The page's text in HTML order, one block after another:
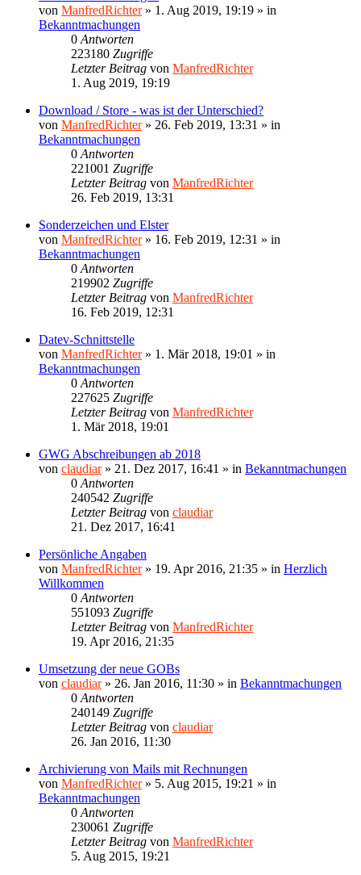
von ManfredRichter» 1. Aug 2019, 19:19 » in
Bekanntmachungen
0 Antworten
223180 Zugriffe
Letzter Beitrag von ManfredRichter
1. Aug 2019, 19:19
Download / Store - was ist der Unterschied?
von ManfredRichter» 26. Feb 2019, 13:31 » in
Bekanntmachungen
0 Antworten
221001 Zugriffe
Letzter Beitrag von ManfredRichter
26. Feb 2019, 13:31
Sonderzeichen und Elster
von ManfredRichter» 16. Feb 2019, 12:31 » in
Bekanntmachungen
0 Antworten
219902 Zugriffe
Letzter Beitrag von ManfredRichter
16. Feb 2019, 12:31
Datev-Schnittstelle
von ManfredRichter» 1. Mär 2018, 19:01 » in
Bekanntmachungen
0 Antworten
227625 Zugriffe
Letzter Beitrag von ManfredRichter
1. Mär 2018, 19:01
GWG Abschreibungen ab 2018
von claudiar» 21. Dez 2017, 16:41 » in Bekanntmachungen
0 Antworten
240542 Zugriffe
Letzter Beitrag von claudiar
21. Dez 2017, 16:41
Persönliche Angaben
von ManfredRichter» 19. Apr 2016, 21:35 » in Herzlich
Willkommen
0 Antworten
551093 Zugriffe
Letzter Beitrag von ManfredRichter
19. Apr 2016, 21:35
Umsetzung der neue GOBs
von claudiar» 26. Jan 2016, 11:30 » in Bekanntmachungen
0 Antworten
240149 Zugriffe
Letzter Beitrag von claudiar
26. Jan 2016, 11:30
Archivierung von Mails mit Rechnungen
von ManfredRichter» 5. Aug 2015, 19:21 » in
Bekanntmachungen
0 Antworten
230061 Zugriffe
Letzter Beitrag von ManfredRichter
5. Aug 2015, 19:21